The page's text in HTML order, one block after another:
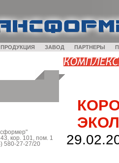
ПРОДУКЦИЯ ЗАВОД ПАРТНЕРЫ
кор. 101, пом. 1
580-27-27/20